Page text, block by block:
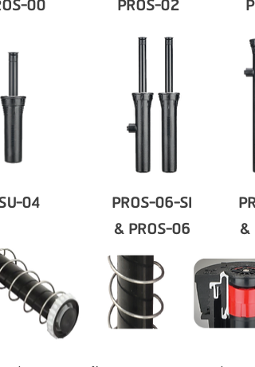
00
04
PROS-02
PROS-06-SI
& PROS-06
&